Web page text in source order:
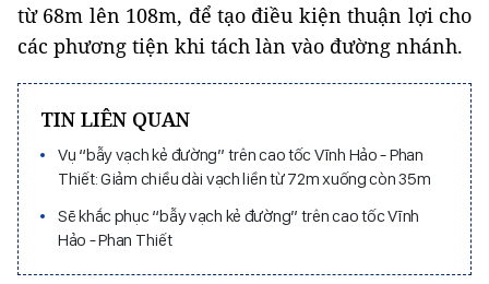
từ 68m lên 108m, để tạo điều kiện thuận lợi cho
các phương tiện khi tách làn vào đường nhánh.
TIN LIÊN QUAN
Vụ “bẫy vạch kẻ đường” trên cao tốc Vĩnh Hảo - Phan
Thiết: Giảm chiều dài vạch liền từ 72m xuống còn 35m
Sẽ khắc phục “bẫy vạch kẻ đường” trên cao tốc Vĩnh
Hảo - Phan Thiết